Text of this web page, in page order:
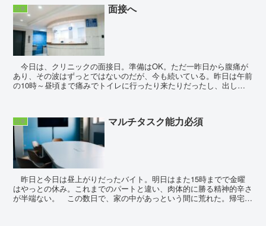
仕事 面接へ
今日は、クリニックの面接日。準備はOK。ただ一昨日から腹痛が
あり、その波はずっとではないのだが、今も続いている。昨日は午前
の10時～昼頃まで痛みでトイレに行ったり来たりだったし、出して
仕事 マルチタスク能力必須
昨日と今日は昼上がりだったバイト。明日はまた15時までで金曜
はやっとの休み。これまでのパートと違い、肉体的に勝る精神的辛さ
が半端ない。 この数日で、家の中があっという間に荒れた。帰宅し